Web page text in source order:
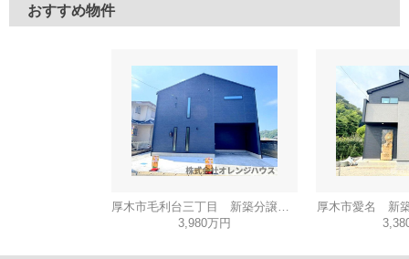
おすすめ物件
厚木市毛利台三丁目 新築分譲住宅 全1棟
3,980万円
厚木市愛名 新